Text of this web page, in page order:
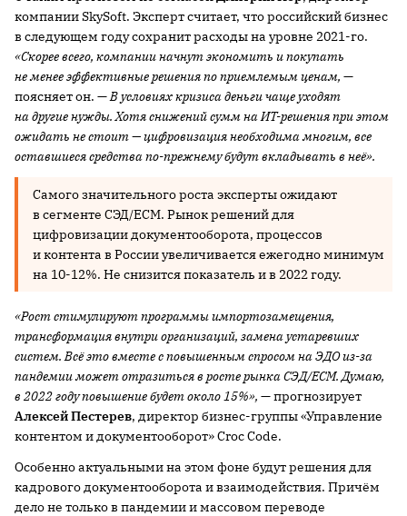
компании SkySoft. Эксперт считает, что российский бизнес
в следующем году сохранит расходы на уровне 2021-го.
«Скорее всего, компании начнут экономить и покупать
не менее эффективные решения по приемлемым ценам, —
поясняет он. — В условиях кризиса деньги чаще уходят
на другие нужды. Хотя снижений сумм на ИТ-решения при этом
ожидать не стоит — цифровизация необходима многим, все
оставшиеся средства по-прежнему будут вкладывать в неё».
Самого значительного роста эксперты ожидают
в сегменте СЭД/ECM. Рынок решений для
цифровизации документооборота, процессов
и контента в России увеличивается ежегодно минимум
на 10-12%. Не снизится показатель и в 2022 году.
«Рост стимулируют программы импортозамещения,
трансформация внутри организаций, замена устаревших
систем. Всё это вместе с повышенным спросом на ЭДО из-за
пандемии может отразиться в росте рынка СЭД/ECM. Думаю,
в 2022 году повышение будет около 15%», — прогнозирует
Алексей Пестерев, директор бизнес-группы «Управление
контентом и документооборот» Croc Code.
Особенно актуальными на этом фоне будут решения для
кадрового документооборота и взаимодействия. Причём
дело не только в пандемии и массовом переводе